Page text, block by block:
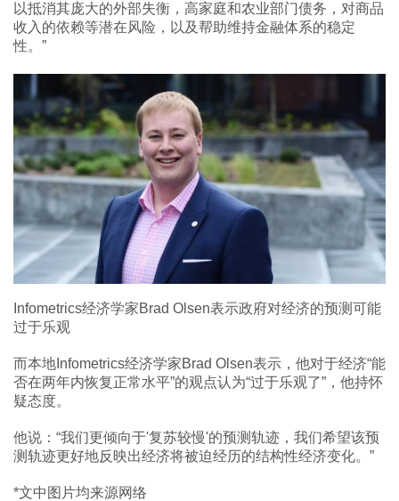
以抵消其庞大的外部失衡，高家庭和农业部门债务，对商品
收入的依赖等潜在风险，以及帮助维持金融体系的稳定
性。”
Infometrics经济学家Brad Olsen表示政府对经济的预测可能
过于乐观
而本地Infometrics经济学家Brad Olsen表示，他对于经济“能
否在两年内恢复正常水平”的观点认为“过于乐观了”，他持怀
疑态度。
他说：“我们更倾向于'复苏较慢'的预测轨迹，我们希望该预
测轨迹更好地反映出经济将被迫经历的结构性经济变化。”
*文中图片均来源网络